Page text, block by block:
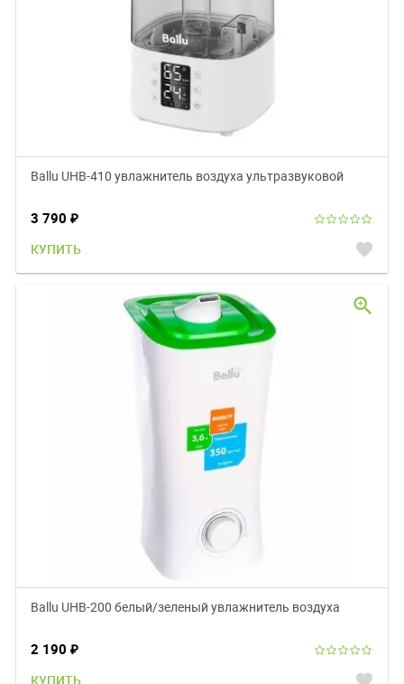
Ballu UHB-410 увлажнитель воздуха ультразвуковой
3 790 ₽
КУПИТЬ favorite
Ballu UHB-200 белый/зеленый увлажнитель воздуха
2 190 ₽
КУПИТЬ
zoom_in